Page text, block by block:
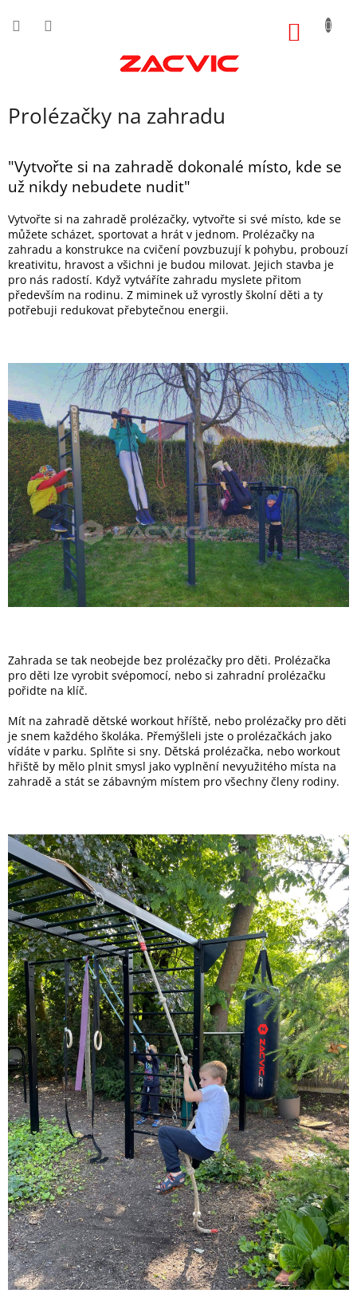
Prolézačky na zahradu
"Vytvořte si na zahradě dokonalé místo, kde se
už nikdy nebudete nudit"
Vytvořte si na zahradě prolézačky, vytvořte si své místo, kde se
můžete scházet, sportovat a hrát v jednom. Prolézačky na
zahradu a konstrukce na cvičení povzbuzují k pohybu, probouzí
kreativitu, hravost a všichni je budou milovat. Jejich stavba je
pro nás radostí. Když vytváříte zahradu myslete přitom
především na rodinu. Z miminek už vyrostly školní děti a ty
potřebuji redukovat přebytečnou energii.
Zahrada se tak neobejde bez prolézačky pro děti. Prolézačka
pro děti lze vyrobit svépomocí, nebo si zahradní prolézačku
pořidte na klíč.
Mít na zahradě dětské workout hříště, nebo prolézačky pro děti
je snem každého školáka. Přemýšleli jste o prolézačkách jako
vídáte v parku. Splňte si sny. Dětská prolézačka, nebo workout
hřiště by mělo plnit smysl jako vyplnění nevyužitého místa na
zahradě a stát se zábavným místem pro všechny členy rodiny.